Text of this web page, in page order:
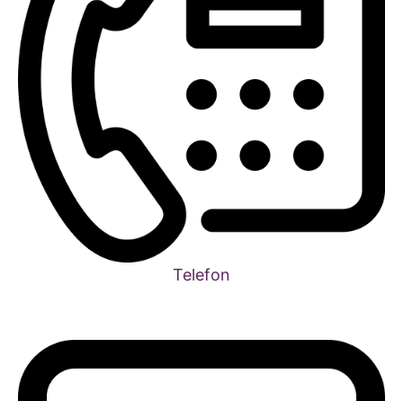
Telefon